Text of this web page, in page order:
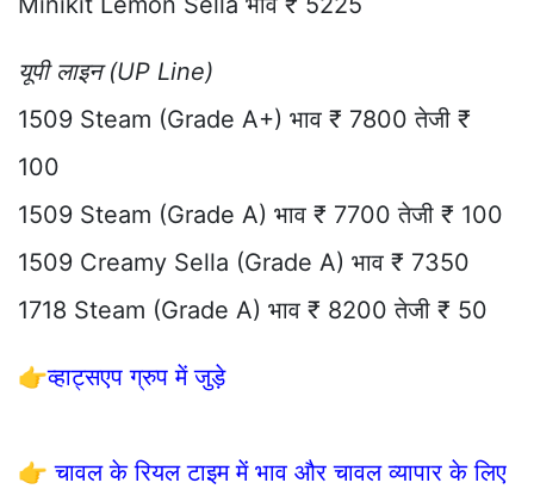
यूपी लाइन (UP Line)
1509 Steam (Grade A+) भाव ₹ 7800 तेजी ₹
100
1509 Steam (Grade A) भाव ₹ 7700 तेजी ₹ 100
1509 Creamy Sella (Grade A) भाव ₹ 7350
1718 Steam (Grade A) भाव ₹ 8200 तेजी ₹ 50
👉व्हाट्सएप ग्रुप में जुड़े
👉चावल के रियल टाइम में भाव और चावल व्यापार के लिए